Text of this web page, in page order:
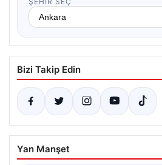
Bizi Takip Edin
Yan Manşet